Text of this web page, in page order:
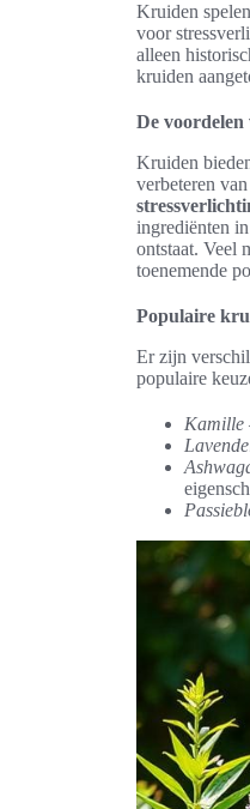
Kruiden
voor
alleen
kruiden
De voordelen
Kruiden
verbeteren
ingrediënten
ontstaat. Veel
toenemende
Populaire
Er zijn
populaire
Kamille